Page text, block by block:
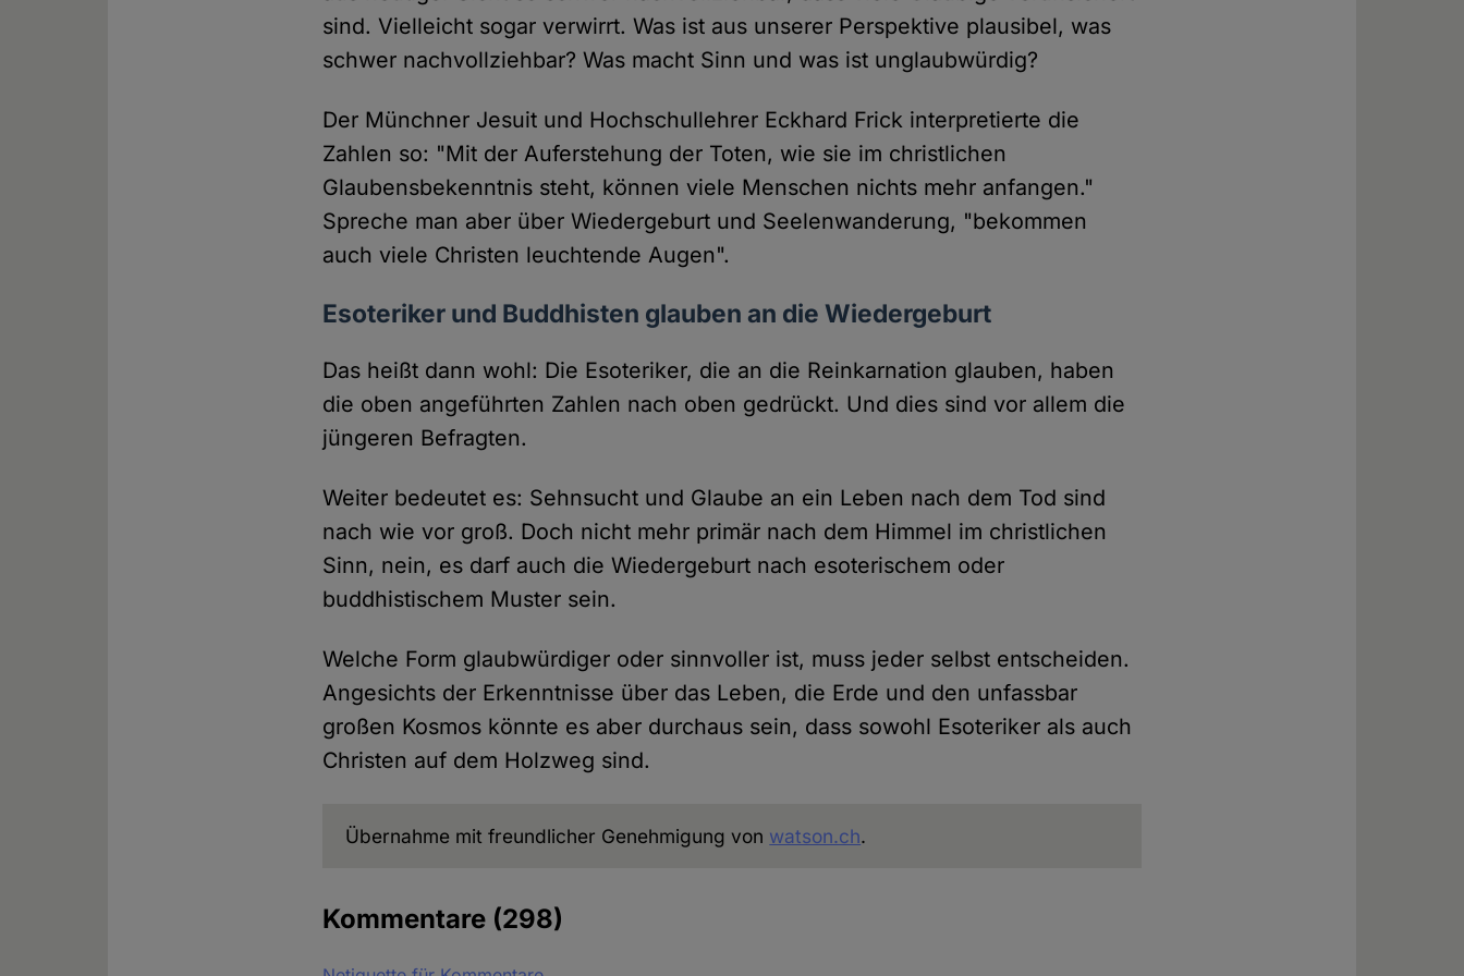
sind. Vielleicht sogar verwirrt. Was ist aus unserer Perspektive plausibel, was
schwer nachvollziehbar? Was macht Sinn und was ist unglaubwürdig?
Der Münchner Jesuit und Hochschullehrer Eckhard Frick interpretierte die
Zahlen so: "Mit der Auferstehung der Toten, wie sie im christlichen
Glaubensbekenntnis steht, können viele Menschen nichts mehr anfangen."
Spreche man aber über Wiedergeburt und Seelenwanderung, "bekommen
auch viele Christen leuchtende Augen".
Esoteriker und Buddhisten glauben an die Wiedergeburt
Das heißt dann wohl: Die Esoteriker, die an die Reinkarnation glauben, haben
die oben angeführten Zahlen nach oben gedrückt. Und dies sind vor allem die
jüngeren Befragten.
Weiter bedeutet es: Sehnsucht und Glaube an ein Leben nach dem Tod sind
nach wie vor groß. Doch nicht mehr primär nach dem Himmel im christlichen
Sinn, nein, es darf auch die Wiedergeburt nach esoterischem oder
buddhistischem Muster sein.
Welche Form glaubwürdiger oder sinnvoller ist, muss jeder selbst entscheiden.
Angesichts der Erkenntnisse über das Leben, die Erde und den unfassbar
großen Kosmos könnte es aber durchaus sein, dass sowohl Esoteriker als auch
Christen auf dem Holzweg sind.
Übernahme mit freundlicher Genehmigung von watson.ch.
Kommentare (298)